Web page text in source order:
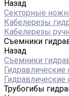
Назад
Секторные
Кабелерезы
Кабелерезы
Съемники
Назад
Съемники
Трубогибы